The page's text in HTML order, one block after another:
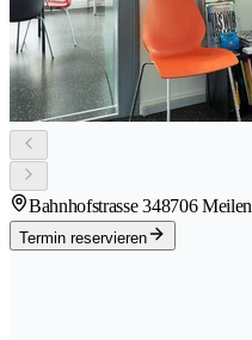
Bahnhofstrasse 348706 Meilen
Termin reservieren